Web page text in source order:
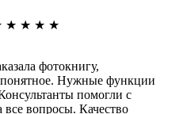
★ ★ ★ ★
фотокнигу,
Нужные функции
помогли с
вопросы. Качество